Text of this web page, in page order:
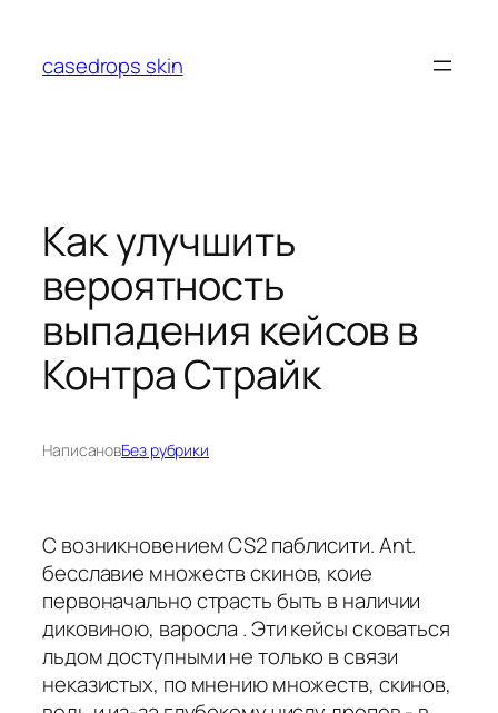
содержимому
casedrops skin
Как улучшить
вероятность
выпадения кейсов в
Контра Страйк
НаписановБез рубрики
С возникновением CS2 паблисити. Ant.
бесславие множеств скинов, коие
первоначально страсть быть в наличии
диковиною, варосла . Эти кейсы сковаться
льдом доступными не только в связи
неказистых, по мнению множеств, скинов,